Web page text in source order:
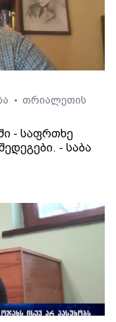
• თრიალეთის
- საფრთხე
- საბა